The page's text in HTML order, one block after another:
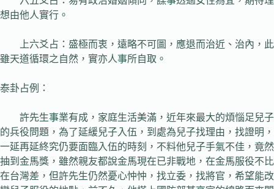
想由他人實行。
上六爻占：盛極而衷，遠略不可圖，應退而治近、治內，此
雖天道循環之自然，實亦人事所自取。
泰卦占例：
許先生事業有成，家庭生活美滿，近年來最大的煩惱足兒子
的兵役問題，為了延緩兒子入伍，到處為兒子找理由，找證明，
一延再延終究仍要面臨入伍的時刻，不料他兒子手氣不佳，竟然
抽到金馬獎，雖然親友都說金馬現在已非戰地，在金馬服役不比
在台灣差，但許先生仍然憂心忡忡，找立委，找將官，希望能改